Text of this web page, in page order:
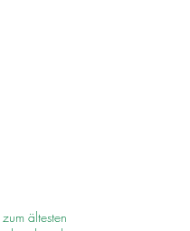
ältesten